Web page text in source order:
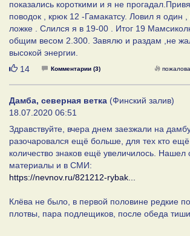
показались короткими и я не
поводок , крюк 12 -Гамакатсу. Ловил я один
ложке . Слился я в 19-00 . Итог 19
общим весом 2.300. Завялю и раздам ,не
высокой энергии.
Нравится
14 Комментарии (3)
Дамба, северная ветка (Финский залив)
18.07.2020 06:51
Здравствуйте, вчера днем заезжали на
разочаровался ещё больше, для тех кто ещё
количество знаков ещё увеличилось. Нашел
материалы и в СМИ:
https://nevnov.ru/821212-rybak...
Клёва не было, в первой половине редкие
плотвы, пара подлещиков, после обеда